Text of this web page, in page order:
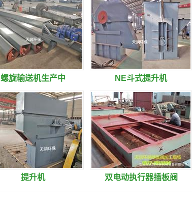
螺旋输送机生产中 NE斗式提升机
提升机 双电动执行器插板阀